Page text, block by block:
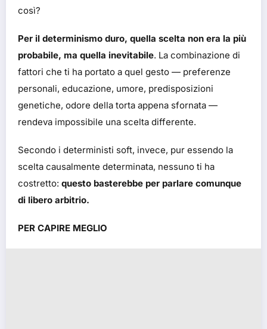
così?
Per il determinismo duro, quella scelta non era la più
probabile, ma quella inevitabile. La combinazione di
fattori che ti ha portato a quel gesto — preferenze
personali, educazione, umore, predisposizioni
genetiche, odore della torta appena sfornata —
rendeva impossibile una scelta differente.
Secondo i deterministi soft, invece, pur essendo la
scelta causalmente determinata, nessuno ti ha
costretto: questo basterebbe per parlare comunque
di libero arbitrio.
PER CAPIRE MEGLIO